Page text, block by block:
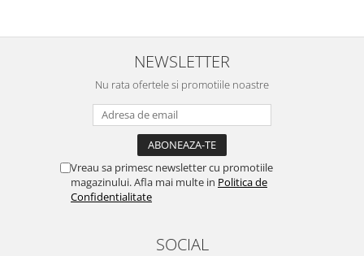
NEWSLETTER
Nu rata ofertele si promotiile noastre
Vreau sa primesc newsletter cu promotiile
magazinului. Afla mai multe in Politica de
Confidentialitate
SOCIAL